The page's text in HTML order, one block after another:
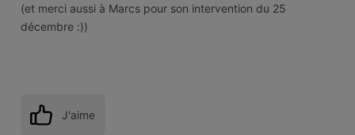
(et merci aussi à Marcs pour son intervention du 25
décembre :))
J'aime